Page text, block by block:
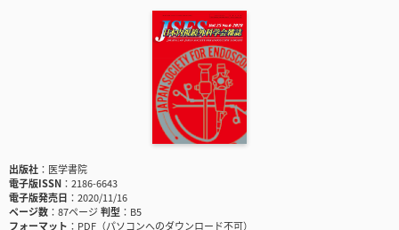
出版社
医学書院
電子版ISSN
2186-6643
電子版発売日
2020/11/16
ページ数
87ページ判型
B5
フォーマット
PDF（パソコンへのダウンロード不可）